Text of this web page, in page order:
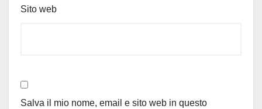
Sito web
Salva il mio nome, email e sito web in questo